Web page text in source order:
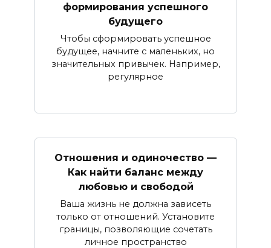
формирования успешного
будущего
Чтобы сформировать успешное
будущее, начните с маленьких, но
значительных привычек. Например,
регулярное
Отношения и одиночество —
Как найти баланс между
любовью и свободой
Ваша жизнь не должна зависеть
только от отношений. Установите
границы, позволяющие сочетать
личное пространство